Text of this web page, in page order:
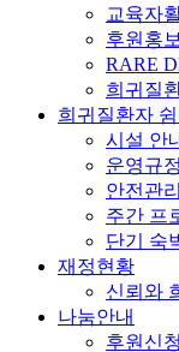
교육자
후원홍
RARE
희귀질
희귀질환자
시설 안
운영규
안전관
주간 프
단기 숙
재정현황
신뢰와
나눔안내
후원신청